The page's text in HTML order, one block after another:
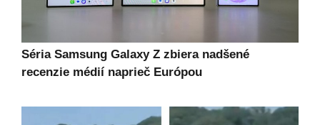
Séria Samsung Galaxy Z zbiera nadšené
recenzie médií naprieč Európou